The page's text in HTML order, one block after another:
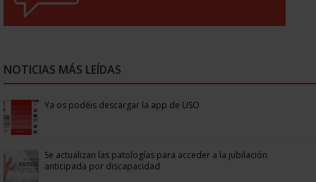
NOTICIAS MÁS LEÍDAS
Ya os podéis descargar la app de USO
Se actualizan las patologías para acceder a la jubilación
anticipada por discapacidad